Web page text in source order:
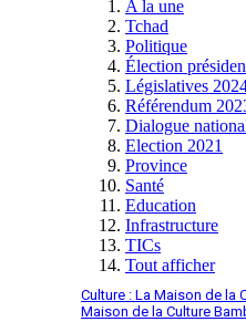
A la une
Tchad
Politique
Élection
Législatives
Référendum
Dialogue
Election 2021
Province
Santé
Education
Infrastructure
TICs
Tout afficher
Culture : La Maison de la
Maison de la Culture